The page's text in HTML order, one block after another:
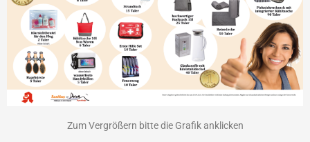
Zum Vergrößern bitte die Grafik anklicken